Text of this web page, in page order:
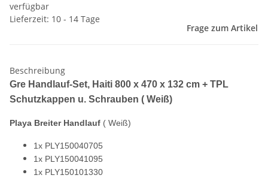
verfügbar
Lieferzeit: 10 - 14 Tage
Frage zum Artikel
Beschreibung
Gre Handlauf-Set, Haiti 800 x 470 x 132 cm + TPL
Schutzkappen u. Schrauben ( Weiß)
Playa Breiter Handlauf ( Weiß)
1x PLY150040705
1x PLY150041095
1x PLY150101330